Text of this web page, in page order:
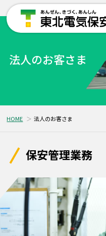
法人のお客さま
HOME 法人のお客さま
保安管理業務